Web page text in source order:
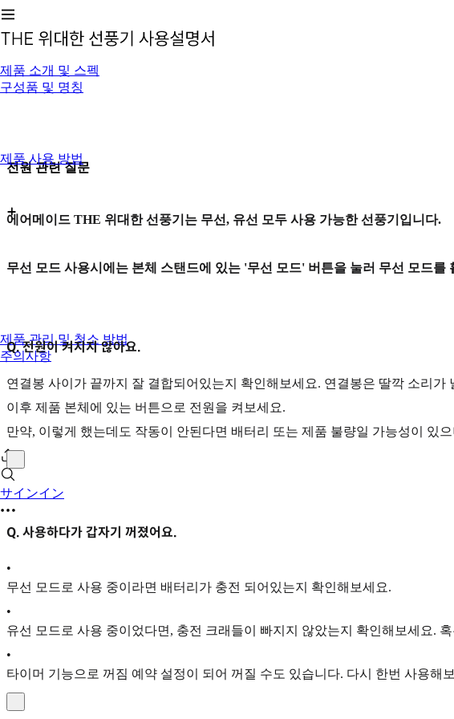
제품 소개 및 스펙
구성품 및 명칭
제품 사용 방법
제품 관리 및 청소 방법
주의사항
サインイン
전원 관련 질문
에어메이드 THE 위대한 선풍기는 무선, 유선 모두 사용 가능한 선풍기입니다.
무선 모드 사용시에는 본체 스탠드에 있는 '무선 모드' 버튼을 눌러 무선 모드를
Q. 전원이 켜지지 않아요.
연결봉 사이가 끝까지 잘 결합되어있는지 확인해보세요. 연결봉은 딸깍 소리가
이후 제품 본체에 있는 버튼으로 전원을 켜보세요.
만약, 이렇게 했는데도 작동이 안된다면 배터리 또는 제품 불량일 가능성이 있
Q. 사용하다가 갑자기 꺼졌어요.
•
무선 모드로 사용 중이라면 배터리가 충전 되어있는지 확인해보세요.
•
유선 모드로 사용 중이었다면, 충전 크래들이 빠지지 않았는지 확인해보세요.
•
타이머 기능으로 꺼짐 예약 설정이 되어 꺼질 수도 있습니다. 다시 한번 사용해